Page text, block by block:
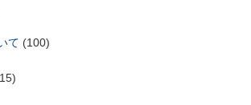
て (100)